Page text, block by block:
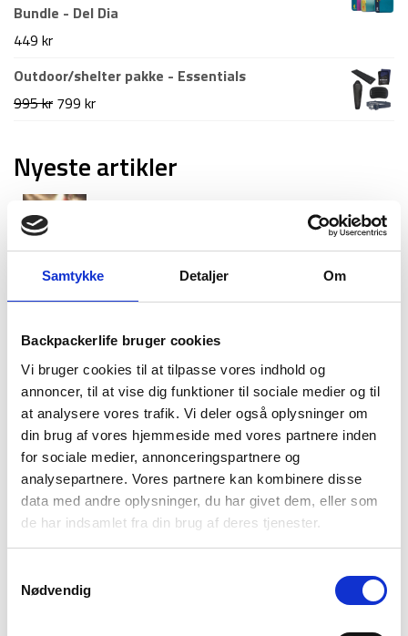
Samtykke Detaljer Om
Backpackerlife bruger cookies
Vi bruger cookies til at tilpasse vores indhold og
annoncer, til at vise dig funktioner til sociale medier og til
at analysere vores trafik. Vi deler også oplysninger om
din brug af vores hjemmeside med vores partnere inden
for sociale medier, annonceringspartnere og
analysepartnere. Vores partnere kan kombinere disse
data med andre oplysninger, du har givet dem, eller som
de har indsamlet fra din brug af deres tjenester.
Nødvendig
Bundle - Del Dia
449 kr
Outdoor/shelter pakke - Essentials
995kr Den
pris
799 krDen
Nyeste artikler
Roskilde festival pakkeliste 2026 – Alt du bør
Guide til Grøn Koncert 2026: Alt du skal vide –
inkl. pakkeliste
Backpacking i 2026: 10 destinationer du ikke må
gå glip af
23. december 2025
Via Ferrata – Alt du skal vide om den populære
klatrerute
1. april 2025
Håndbagage regler: Hvad du må og ikke må
medbringe
27. marts 2025
Tilmeld dig vores nyhedsbrev